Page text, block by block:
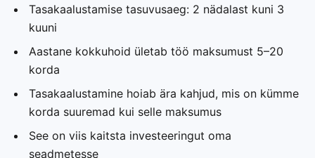
Tasakaalustamise tasuvusaeg: 2 nädalast kuni 3
kuuni
Aastane kokkuhoid ületab töö maksumust 5–20
korda
Tasakaalustamine hoiab ära kahjud, mis on kümme
korda suuremad kui selle maksumus
See on viis kaitsta investeeringut oma
seadmetesse